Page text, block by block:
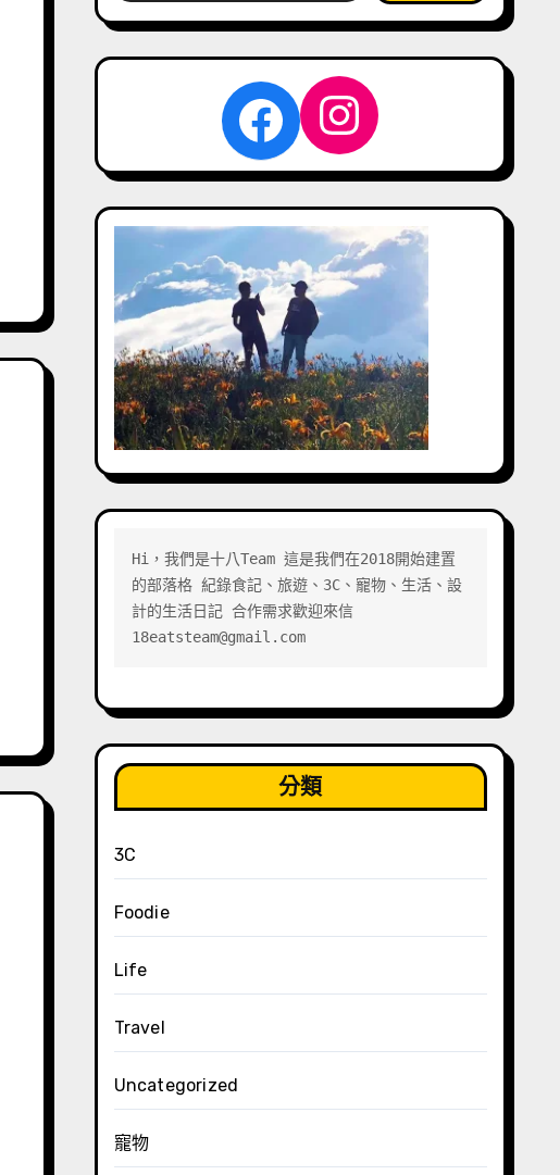
關
Facebook
Hi，我們是十八Team 這是我們在2018開始建置
的部落格 紀錄食記、旅遊、3C、寵物、生活、設
計的生活日記 合作需求歡迎來信
18eatsteam@gmail.com
分類
3C
Foodie
Life
Travel
Uncategorized
寵物